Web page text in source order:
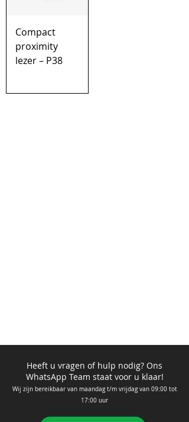
Compact
proximity
lezer – P38
Heeft u vragen of hulp nodig? Ons
WhatsApp Team staat voor u klaar!
Wij zijn bereikbaar van maandag t/m vrijdag van 09:00 tot
17:00 uur